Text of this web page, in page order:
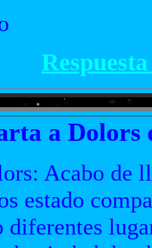
a Dolors
Acabo de
estado